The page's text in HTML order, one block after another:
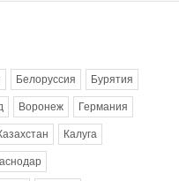
Белоруссия Бурятия
Воронеж Германия
Калуга